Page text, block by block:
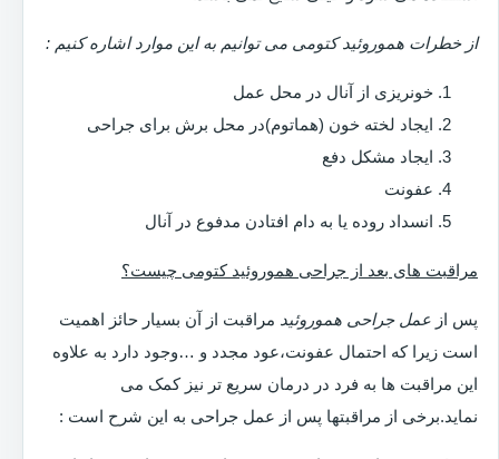
از خطرات هموروئید کتومی می توانیم به این موارد اشاره کنیم :
خونریزی از آنال در محل عمل
ایجاد لخته خون (هماتوم)در محل برش برای جراحی
ایجاد مشکل دفع
عفونت
انسداد روده یا به دام افتادن مدفوع در آنال
مراقبت های بعد از جراحی هموروئید کتومی چیست؟
پس از عمل جراحی هموروئید مراقبت از آن بسیار حائز اهمیت
است زیرا که احتمال عفونت،عود مجدد و …وجود دارد به علاوه
این مراقبت ها به فرد در درمان سریع تر نیز کمک می
نماید.برخی از مراقبتها پس از عمل جراحی به این شرح است :